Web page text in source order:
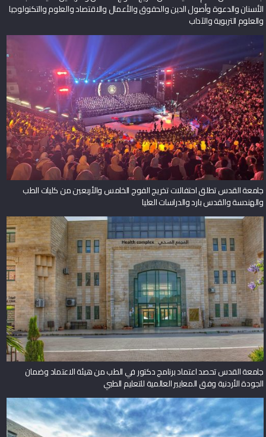
الأسنان والدعوة وأصول الدين والحقوق والأعمال والاقتصاد والعلوم والتكنولوجيا
والعلوم التربوية والآداب
جامعة القدس تطلق احتفالات تخريج الفوج الخامس والأربعين من كليات الطب
والهندسة والقدس بارد والدراسات العليا
جامعة القدس تحصد اعتماد برنامج دكتور في الطب من هيئة الاعتماد وضمان
الجودة الأردنية وفق المعايير العالمية للتعليم الطبي